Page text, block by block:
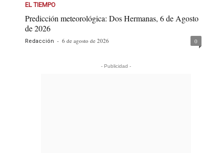
EL TIEMPO
Predicción meteorológica: Dos Hermanas, 6 de Agosto
de 2026
Redacción - 6 de agosto de 2026 0
- Publicidad -